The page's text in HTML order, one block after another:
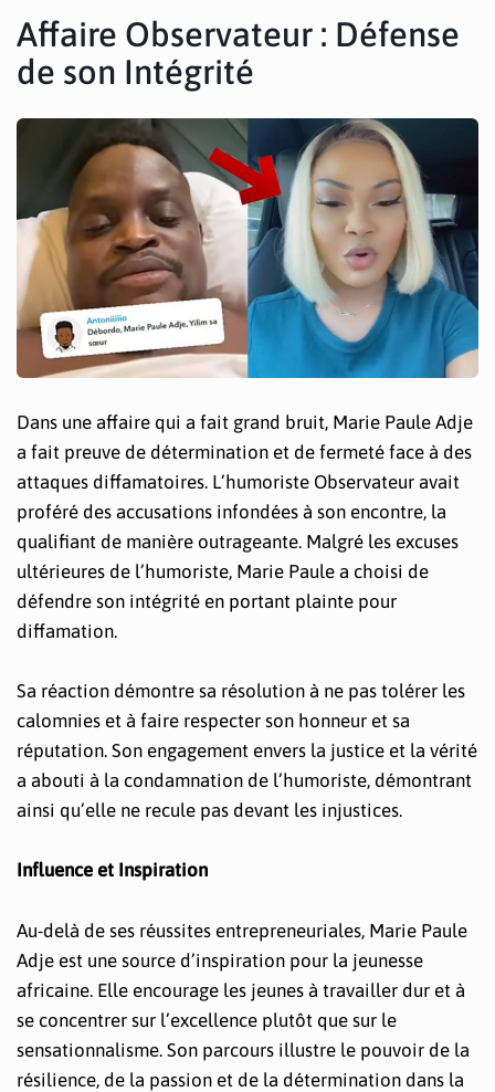
Affaire Observateur : Défense
de son Intégrité
Dans une affaire qui a fait grand bruit, Marie Paule Adje
a fait preuve de détermination et de fermeté face à des
attaques diffamatoires. L’humoriste Observateur avait
proféré des accusations infondées à son encontre, la
qualifiant de manière outrageante. Malgré les excuses
ultérieures de l’humoriste, Marie Paule a choisi de
défendre son intégrité en portant plainte pour
diffamation.
Sa réaction démontre sa résolution à ne pas tolérer les
calomnies et à faire respecter son honneur et sa
réputation. Son engagement envers la justice et la vérité
a abouti à la condamnation de l’humoriste, démontrant
ainsi qu’elle ne recule pas devant les injustices.
Influence et Inspiration
Au-delà de ses réussites entrepreneuriales, Marie Paule
Adje est une source d’inspiration pour la jeunesse
africaine. Elle encourage les jeunes à travailler dur et à
se concentrer sur l’excellence plutôt que sur le
sensationnalisme. Son parcours illustre le pouvoir de la
résilience, de la passion et de la détermination dans la